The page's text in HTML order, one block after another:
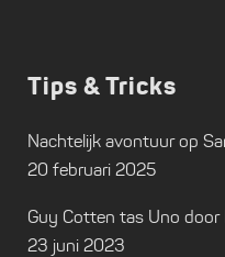
Tips & Tricks
Nachtelijk avontuur op
20 februari 2025
Guy Cotten tas Uno
23 juni 2023